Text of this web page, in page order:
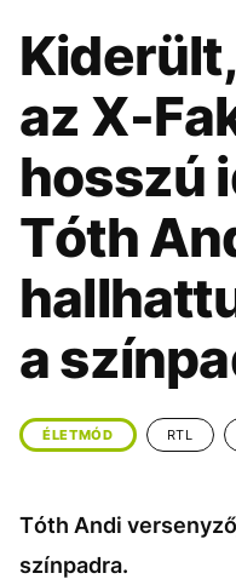
ZENE
KULTÚRA
FILM + SOROZAT
SPORT
ÉLETMÓD
BESZÉLGETÉSEK
VIDEÓ
DUNA
MTVA
HŐSÉG
OLASZORSZÁG
az X-
hosszú
Tóth
a
ÉLETMÓD RTL
Tóth Andi
színpadra.